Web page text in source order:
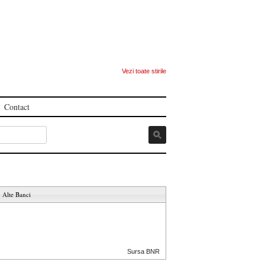
Vezi toate stirile
Contact
Alte Banci
Sursa BNR